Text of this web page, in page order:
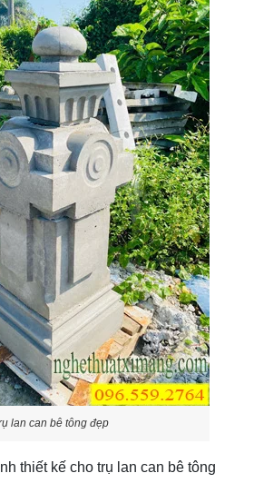
lan can bê tông đẹp
thiết kế cho trụ lan can bê tông